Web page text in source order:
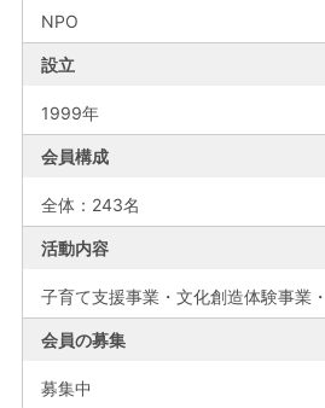
NPO
設立
1999年
会員構成
全体：243名
活動内容
子育て支援事業・文化創造体験事業
会員の募集
募集中